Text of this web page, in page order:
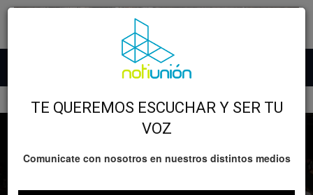
Desarrollo Educación
TE QUEREMOS ESCUCHAR Y SER TU
VOZ
Comunicate con nosotros en nuestros distintos medios